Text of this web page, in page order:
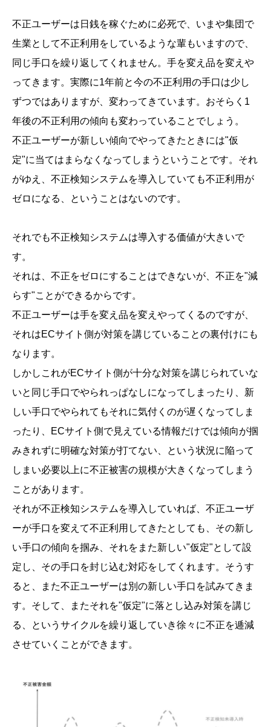
不正ユーザーは日銭を稼ぐために必死で、いまや集団で
生業として不正利用をしているような輩もいますので、
同じ手口を繰り返してくれません。手を変え品を変えや
ってきます。実際に1年前と今の不正利用の手口は少し
ずつではありますが、変わってきています。おそらく1
年後の不正利用の傾向も変わっていることでしょう。
不正ユーザーが新しい傾向でやってきたときには"仮
定"に当てはまらなくなってしまうということです。それ
がゆえ、不正検知システムを導入していても不正利用が
ゼロになる、ということはないのです。
それでも不正検知システムは導入する価値が大きいで
す。
それは、不正をゼロにすることはできないが、不正を"減
らす"ことができるからです。
不正ユーザーは手を変え品を変えやってくるのですが、
それはECサイト側が対策を講じていることの裏付けにも
なります。
しかしこれがECサイト側が十分な対策を講じられていな
いと同じ手口でやられっぱなしになってしまったり、新
しい手口でやられてもそれに気付くのが遅くなってしま
ったり、ECサイト側で見えている情報だけでは傾向が掴
みきれずに明確な対策が打てない、という状況に陥って
しまい必要以上に不正被害の規模が大きくなってしまう
ことがあります。
それが不正検知システムを導入していれば、不正ユーザ
ーが手口を変えて不正利用してきたとしても、その新し
い手口の傾向を掴み、それをまた新しい"仮定"として設
定し、その手口を封じ込む対応をしてくれます。そうす
ると、また不正ユーザーは別の新しい手口を試みてきま
す。そして、またそれを"仮定"に落とし込み対策を講じ
る、というサイクルを繰り返していき徐々に不正を逓減
させていくことができます。